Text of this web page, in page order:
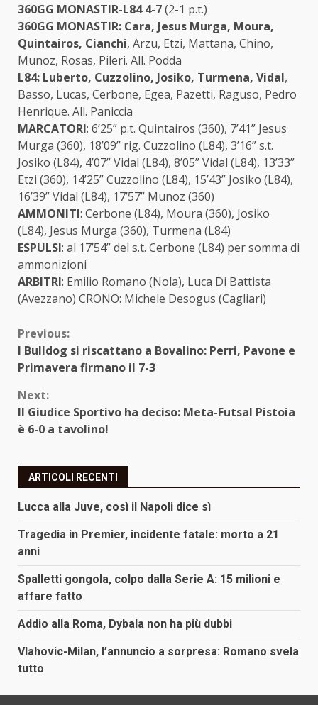
360GG MONASTIR-L84 4-7(2-1 p.t.)
360GG MONASTIR: Cara, Jesus Murga, Moura,
Quintairos, Cianchi, Arzu, Etzi, Mattana, Chino,
Munoz, Rosas, Pileri. All. Podda
L84: Luberto, Cuzzolino, Josiko, Turmena, Vidal,
Basso, Lucas, Cerbone, Egea, Pazetti, Raguso, Pedro
Henrique. All. Paniccia
MARCATORI: 6’25” p.t. Quintairos (360), 7’41” Jesus
Murga (360), 18’09” rig. Cuzzolino (L84), 3’16” s.t.
Josiko (L84), 4’07” Vidal (L84), 8’05” Vidal (L84), 13’33”
Etzi (360), 14’25” Cuzzolino (L84), 15’43” Josiko (L84),
16’39” Vidal (L84), 17’57” Munoz (360)
AMMONITI: Cerbone (L84), Moura (360), Josiko
(L84), Jesus Murga (360), Turmena (L84)
ESPULSI: al 17’54” del s.t. Cerbone (L84) per somma di
ammonizioni
ARBITRI: Emilio Romano (Nola), Luca Di Battista
(Avezzano) CRONO: Michele Desogus (Cagliari)
Continue
Reading
Previous:
I Bulldog si riscattano a Bovalino: Perri, Pavone e
Primavera firmano il 7-3
Next:
Il Giudice Sportivo ha deciso: Meta-Futsal Pistoia
è 6-0 a tavolino!
ARTICOLI RECENTI
Lucca alla Juve, così il Napoli dice sì
Tragedia in Premier, incidente fatale: morto a 21
anni
Spalletti gongola, colpo dalla Serie A: 15 milioni e
affare fatto
Addio alla Roma, Dybala non ha più dubbi
Vlahovic-Milan, l’annuncio a sorpresa: Romano svela
tutto